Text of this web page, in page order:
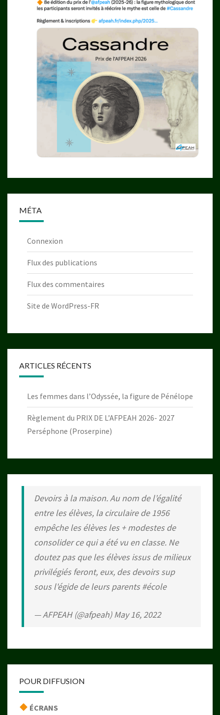
MÉTA
Connexion
Flux des publications
Flux des commentaires
Site de WordPress-FR
ARTICLES RÉCENTS
Les femmes dans l’Odyssée, la figure de Pénélope
Règlement du PRIX DE L’AFPEAH 2026- 2027
Perséphone (Proserpine)
Devoirs à la maison. Au nom de l’égalité
entre les élèves, la circulaire de 1956
empêche les élèves les + modestes de
consolider ce qui a été vu en classe. Ne
doutez pas que les élèves issus de milieux
privilégiés feront, eux, des devoirs sup
sous l'égide de leurs parents#école
— AFPEAH (@afpeah) May 16, 2022
POUR DIFFUSION
ÉCRANS